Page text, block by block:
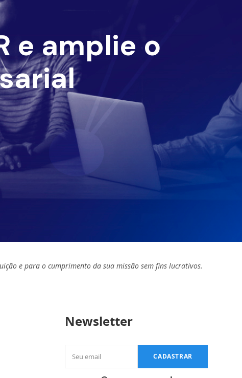
e amplie o
e para o cumprimento da sua missão sem fins lucrativos.
Newsletter
email
CADASTRAR